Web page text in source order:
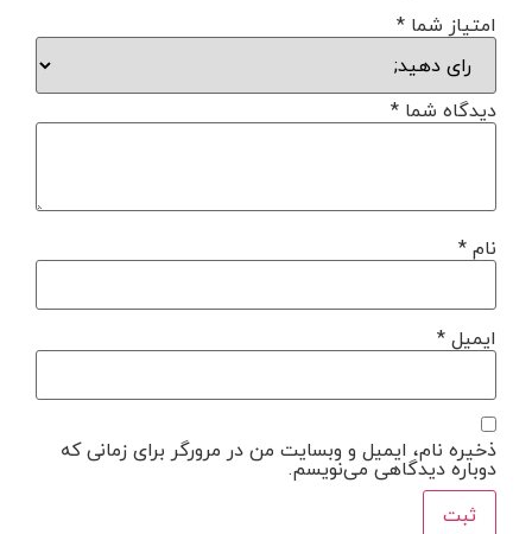
امتیاز شما *
دیدگاه شما *
نام*
ایمیل*
ذخیره نام، ایمیل و وبسایت من در مرورگر برای زمانی که
دوباره دیدگاهی می‌نویسم.